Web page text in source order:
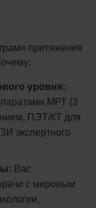
притяжения
уровня:
МРТ (3
ПЭТ/КТ для
экспертного
Вас
с мировым